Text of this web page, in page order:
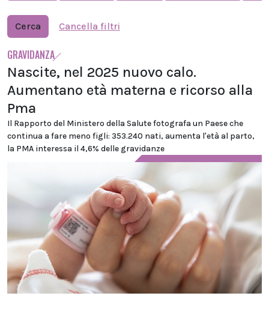
Cerca Cancella filtri
GRAVIDANZA
Nascite, nel 2025 nuovo calo.
Aumentano età materna e ricorso alla
Pma
Il Rapporto del Ministero della Salute fotografa un Paese che
continua a fare meno figli: 353.240 nati, aumenta l'età al parto,
la PMA interessa il 4,6% delle gravidanze